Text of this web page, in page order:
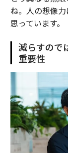
ね。人の想像
思っています。
減らすので
重要性